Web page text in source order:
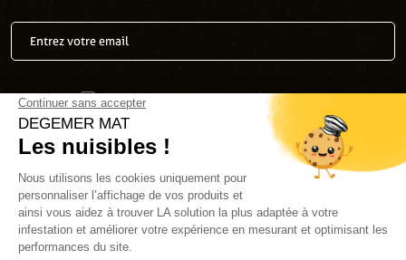
J’accepte lapolitique de confidentialité.*
Envoyer
Suivez-nous